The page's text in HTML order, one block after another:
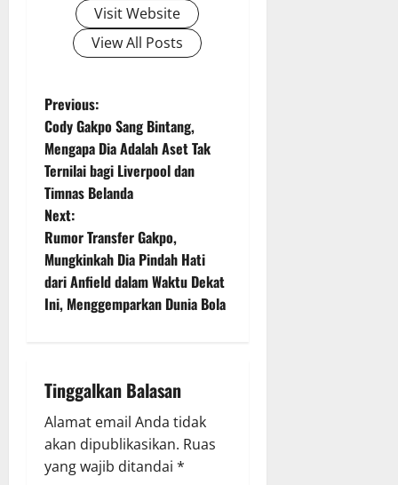
Visit Website
View All Posts
P
o
s
t
n
a
i
g
a
Previous:
Cody Gakpo Sang Bintang,
Mengapa Dia Adalah Aset Tak
Ternilai bagi Liverpool dan
Timnas Belanda
Next:
Rumor Transfer Gakpo,
Mungkinkah Dia Pindah Hati
dari Anfield dalam Waktu Dekat
Ini, Menggemparkan Dunia Bola
Tinggalkan Balasan
Alamat email Anda tidak
akan dipublikasikan. Ruas
yang wajib ditandai *